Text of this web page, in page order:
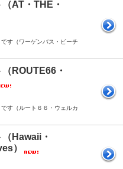
AT・THE・
す（ワーゲンバス・ビーチ
ROUTE66・
す（ルート６６・ウェルカ
Hawaii・
）